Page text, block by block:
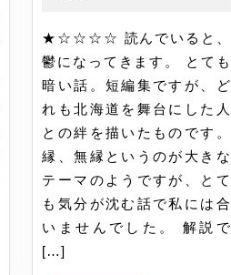
ミ
ナ
ル
を
読
み
ま
し
た
10
★☆☆☆☆ 読んでいると、
鬱になってきます。 とても
暗い話。短編集ですが、ど
れも北海道を舞台にした人
との絆を描いたものです。
縁、無縁というのが大きな
テーマのようですが、とて
も気分が沈む話で私には合
いませんでした。 解説で
[…]